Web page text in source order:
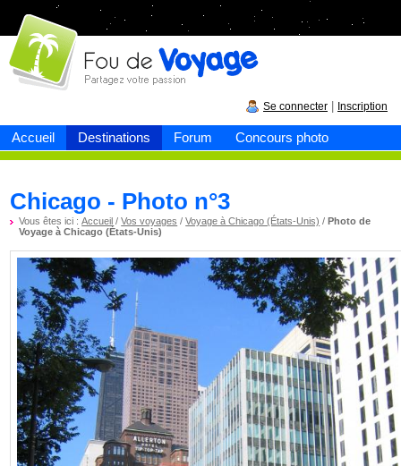
Accueil Destinations Forum Concours photo
Fou devoyage
Se connecter Inscription
Chicago - Photo n°3
Vous êtes ici :Accueil /Vos voyages /Voyage à Chicago (États-Unis) /Photo de
Voyage à Chicago (États-Unis)